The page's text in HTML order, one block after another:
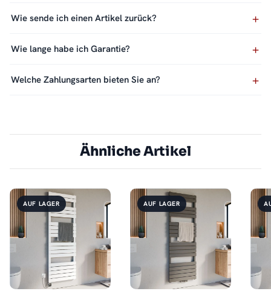
Wie sende ich einen Artikel zurück?
Wie lange habe ich Garantie?
Welche Zahlungsarten bieten Sie an?
Ähnliche Artikel
AUF LAGER AUF LAGER